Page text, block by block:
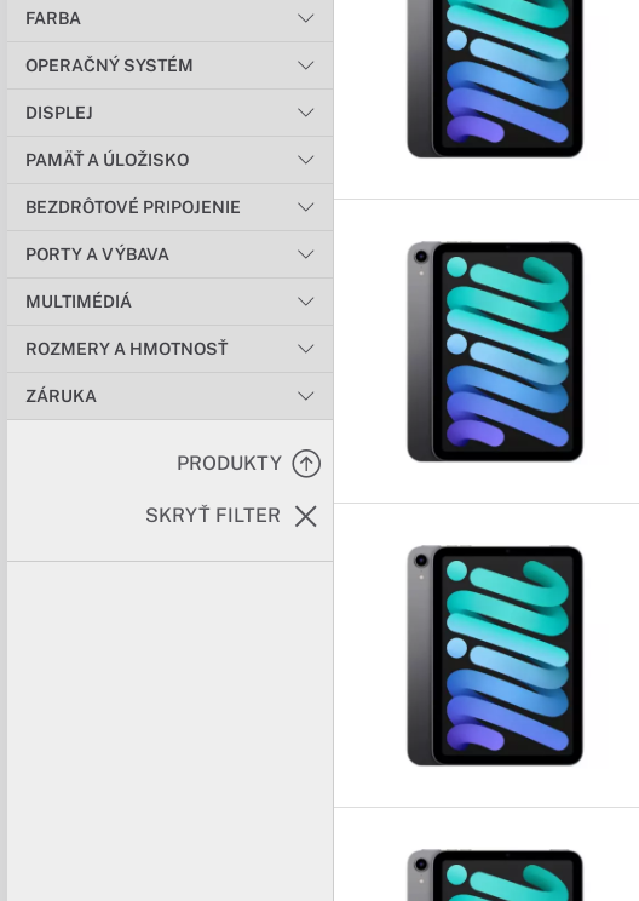
FARBA
OPERAČNÝ SYSTÉM
DISPLEJ
PAMÄŤ A ÚLOŽISKO
BEZDRÔTOVÉ PRIPOJENIE
PORTY A VÝBAVA
MULTIMÉDIÁ
ROZMERY A HMOTNOSŤ
ZÁRUKA
PRODUKTY
SKRYŤ FILTER